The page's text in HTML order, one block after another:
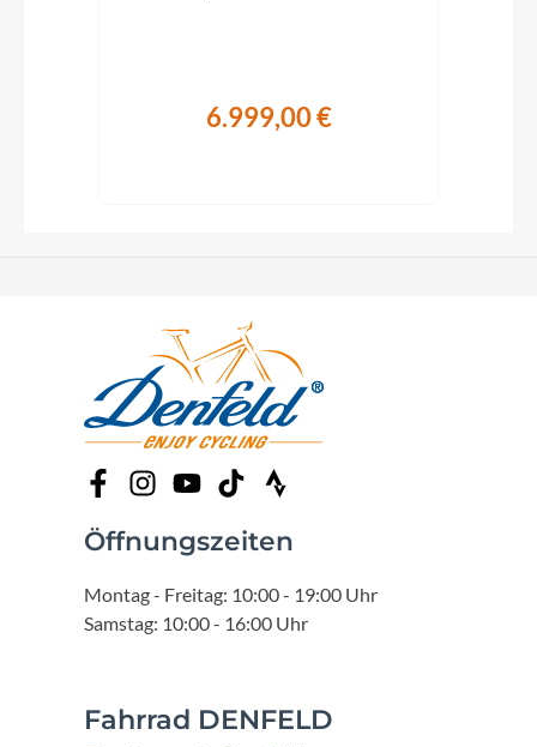
6.999,00 €
Öffnungszeiten
Montag - Freitag: 10:00 - 19:00 Uhr
Samstag: 10:00 - 16:00 Uhr
Fahrrad DENFELD